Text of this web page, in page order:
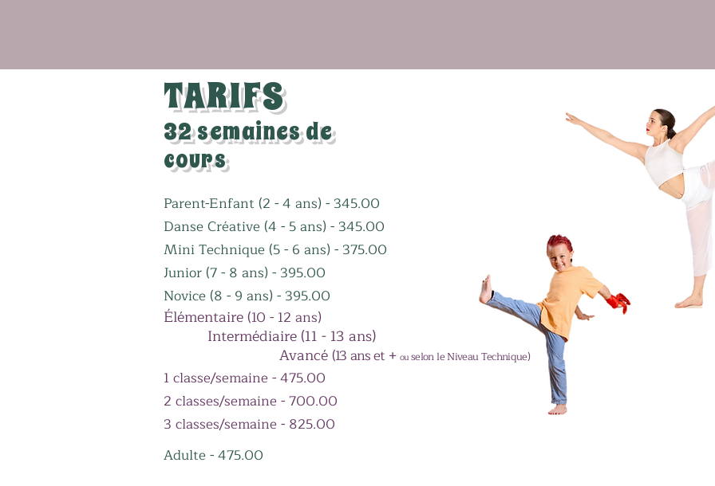
TARIFS
32 semaines de
cours
Parent-Enfant (2 - 4 ans) - 345.00
Danse Créative (4 - 5 ans) - 345.00
Mini Technique (5 - 6 ans) - 375.00
Junior (7 - 8 ans) - 395.00
Novice (8 - 9 ans) - 395.00
Élémentaire(10 - 12 ans)
Intermédiaire (11 - 13 ans)
Avancé(13 ans et +ouselon le Niveau Technique)
1 classe/semaine - 475.00
2 classes/semaine - 700.00
​3 classes/semaine - 825.00
Adulte - 475.00​